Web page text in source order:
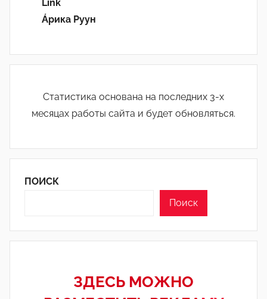
Link
Áрика Руун
Статистика основана на последних 3-х
месяцах работы сайта и будет обновляться.
ПОИСК
Поиск
ЗДЕСЬ МОЖНО